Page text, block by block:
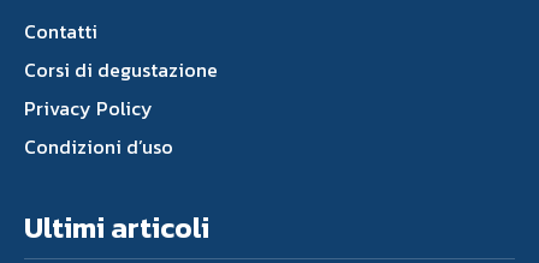
Contatti
Corsi di degustazione
Privacy Policy
Condizioni d’uso
Ultimi articoli